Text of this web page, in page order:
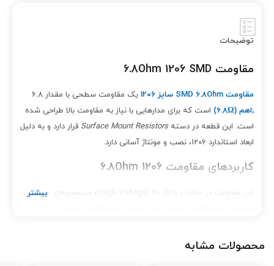
توضیحات
مقاومت 6.8Ohm 1206 SMD
مقاومت SMD 6.8Ohm سایز 1206
یک مقاومت سطحی با مقدار 6.8
;اهم (6.8Ω)
است که برای مدارهایی با نیاز به مقاومت بالا طراحی شده
است. این قطعه در دستهSurface Mount Resistors قرار دارد و به دلیل
ابعاد استاندارد 1206، نصب و مونتاژ آسانی دارد.
کاربردهای مقاومت 6.8Ohm 1206
این مقاومت در مدارات ولتاژ بالا (High Voltage)، سیستم‌های حفاظتی،
مهم آن است.
محصولات مشابه